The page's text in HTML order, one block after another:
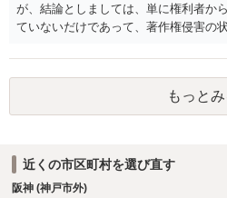
が、結論としましては、単に権利者か
ていないだけであって、著作権侵害の
ンテンツの投稿については、適法か否
行うものとし、サイトとしては責任を
ることがあります。 利用者も多いため
ェックは行えないことから、自己責任
ような画像もそのまま投稿されてしま
除や損害賠償等の請求がなされるまで
もっとみ
近くの市区町村を選び直す
阪神 (神戸市外)